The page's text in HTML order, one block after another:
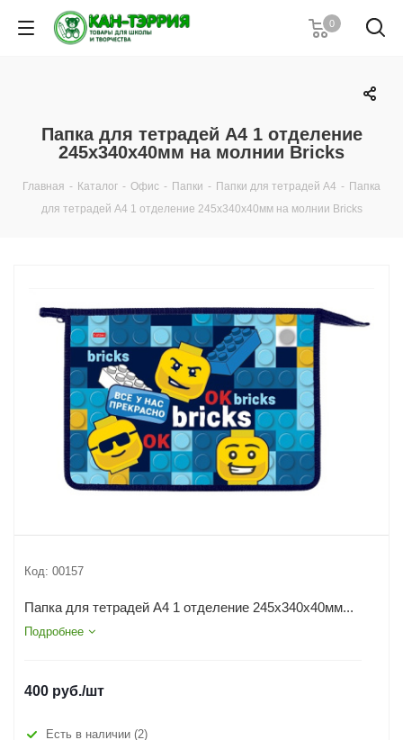
0
Папка для тетрадей А4 1 отделение
245х340х40мм на молнии Bricks
Главная - Каталог - Офис - Папки - Папки для тетрадей А4 - Папка
для тетрадей А4 1 отделение 245х340х40мм на молнии Bricks
Код: 00157
Папка для тетрадей А4 1 отделение 245х340х40мм...
Подробнее
400 руб./шт
Есть в наличии (2)